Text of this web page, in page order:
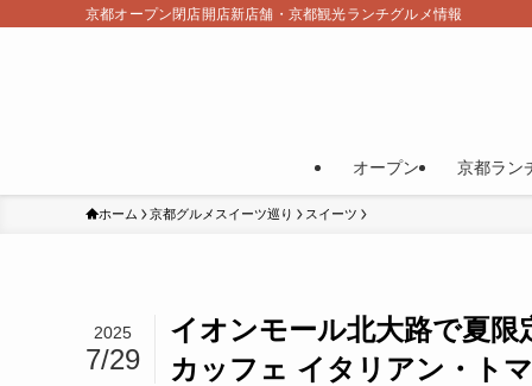
京都オープン閉店開店新店舗・京都観光ランチグルメ情報
オープン 京都ラン
ホーム 京都グルメスイーツ巡り スイーツ
イオンモール北大路で夏
カッフェ イタリアン・ト
2025
7/29